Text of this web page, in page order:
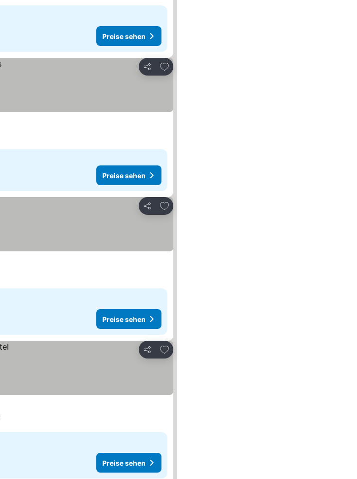
Preise sehen
Teilen
Zu Favoriten hinzufügen
Preise sehen
Teilen
Zu Favoriten hinzufügen
Preise sehen
Teilen
Zu Favoriten hinzufügen
Preise sehen